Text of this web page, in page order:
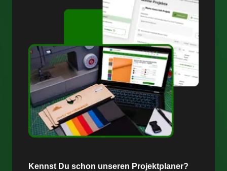
Kennst Du schon unseren Projektplaner?